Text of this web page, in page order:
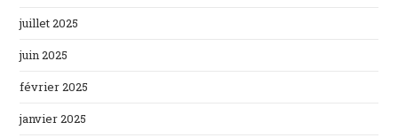
juillet 2025
juin 2025
février 2025
janvier 2025